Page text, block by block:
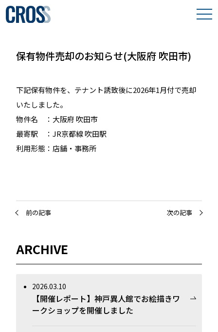
保有物件
会社案内
保有物件売却のお知らせ(大阪府 吹田市)
下記保有物件を、テナント誘致後に2026年1月付で売却
いたしました。
物件名 ：大阪府 吹田市
最寄駅 ：JR京都線 吹田駅
利用形態：店舗・ 事務所
前の記事 次の記事
ARCHIVE
2026.03.10
【開催レポート】神戸異人館でお絵描きワ
ークショップを開催しました